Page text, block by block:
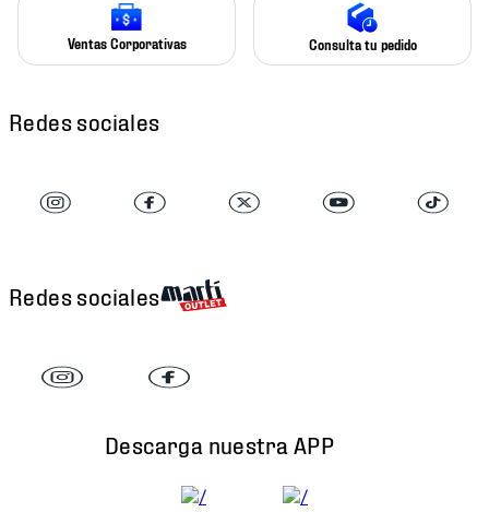
Ventas Corporativas Consulta tu pedido
Redes sociales
Redes sociales
Descarga nuestra APP